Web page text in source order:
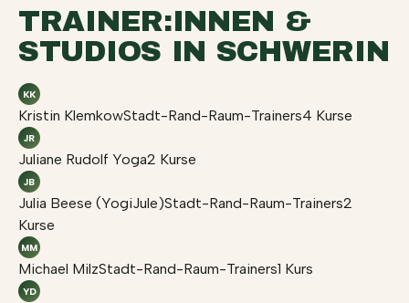
TRAINER:INNEN &
STUDIOS IN SCHWERIN
KK
Kristin KlemkowStadt-Rand-Raum-Trainers4 Kurse
JR
Juliane Rudolf Yoga2 Kurse
JB
Julia Beese (YogiJule)Stadt-Rand-Raum-Trainers2
Kurse
MM
Michael MilzStadt-Rand-Raum-Trainers1 Kurs
YD